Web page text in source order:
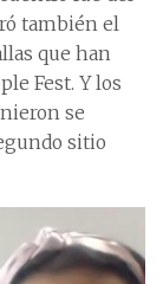
también el
que han
Fest. Y los
se
sitio